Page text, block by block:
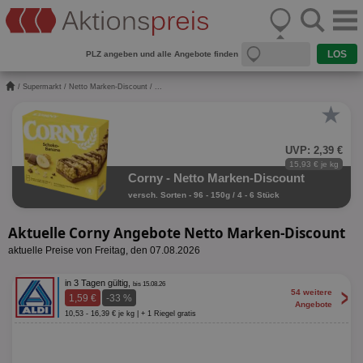
PLZ angeben und alle Angebote finden
/ Supermarkt / Netto Marken-Discount / ...
★
UVP: 2,39 €
15,93 € je kg
Corny - Netto Marken-Discount
versch. Sorten - 96 - 150g / 4 - 6 Stück
Aktuelle Corny Angebote Netto Marken-Discount
aktuelle Preise von Freitag, den 07.08.2026
in 3 Tagen gültig, bis 15.08.26
1,59 € -33 %
10,53 - 16,39 € je kg | + 1 Riegel gratis
54 weitere
Angebote
>